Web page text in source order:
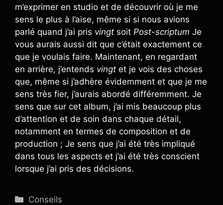
m’exprimer en studio et de découvrir où je me
sens le plus à l’aise, même si si nous avions
parlé quand j’ai pris vingt soit Post-scriptum Je
vous aurais aussi dit que c’était exactement ce
que je voulais faire. Maintenant, en regardant
en arrière, j’entends vingt et je vois des choses
que, même si j’adhère évidemment et que je me
sens très fier, j’aurais abordé différemment. Je
sens que sur cet album, j’ai mis beaucoup plus
d’attention et de soin dans chaque détail,
notamment en termes de composition et de
production ; Je sens que j’ai été très impliqué
dans tous les aspects et j’ai été très conscient
lorsque j’ai pris des décisions.
Catégories
Conseils